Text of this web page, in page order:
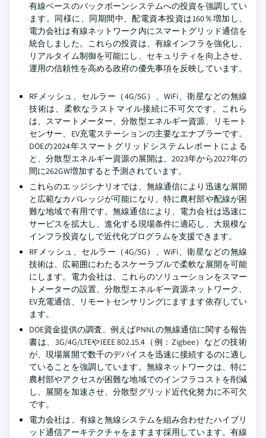
有線ベースのバックボーンシステムへの投資を強調してい
ます。同様に、同期間中、配電資本投資は160％増加し、
電力会社は有線ネットワーク内にスマートグリッド通信を
統合しました。これらの投資は、有線インフラを強化し、
リアルタイム制御を可能にし、セキュリティを向上させ、
運用の信頼性を高める政府の優先事項を反映しています。
RFメッシュ、セルラー（4G/5G）、WiFi、衛星などの無線
技術は、柔軟なラストマイル接続に不可欠です。これら
は、スマートメーター、分散型エネルギー資源、リモート
センサー、EV充電ステーションの主要なエナブラーです。
DOEの2024年スマートグリッドシステムレポートによる
と、分散型エネルギー資源の展開は、2023年から2027年の
間に262GW増加すると予測されています。
これらのエッジシナリオでは、無線通信により迅速な展開
と広範なカバレッジが可能になり、特に農村部や配線が困
難な地域で有用です。無線通信により、電力会社は迅速に
サービスを拡大し、進化する現場条件に適応し、大規模な
インフラ投資なしで近代化プログラムを支援できます。
RFメッシュ、セルラー（4G/5G）、WiFi、衛星などの無線
技術は、広範囲にわたるスケーラブルで柔軟な展開を可能
にします。電力会社は、これらのソリューションをスマー
トメーターの設置、分散型エネルギー資源ネットワーク、
EV充電通信、リモートセンサリングにますます依存してい
ます。
DOE資金提供の調査、例えばPNNLの無線通信に関する報告
書は、3G/4G/LTEやIEEE 802.15.4（例：Zigbee）などの技術
が、現場展開で数千のデバイスを迅速に接続するのに適し
ていることを強調しています。無線ネットワークは、特に
農村部やアクセスが困難な地域でのインフラコストを削減
し、展開を加速させ、分散型グリッド近代化努力に不可欠
です。
電力会社は、有線と無線システムを組み合わせたハイブリ
ッド通信アーキテクチャをますます採用しています。有線